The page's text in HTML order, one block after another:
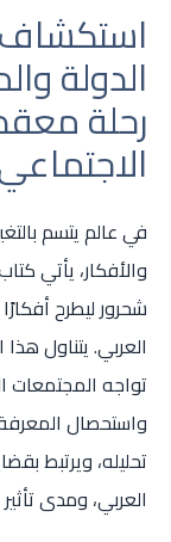
الدولة
رحلة
في عالم يتسم
والأفكار، يأتي
شحرور ليطرح
العربي. يتناول
تواجه المجتمعات
واستحصال
تحليله، ويرتبط
العربي، ومدى